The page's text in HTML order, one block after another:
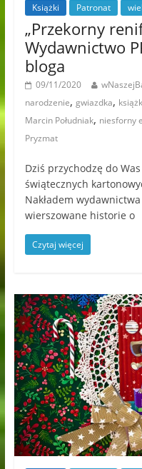
Książki Patronat
„Przekorny
Wydawnictwo
bloga
09/11/2020
narodzenie, gwiazdka,
Marcin Południak, niesforny
Pryzmat
Dziś przychodzę do
świątecznych
Nakładem
wierszowane historie o
Czytaj więcej